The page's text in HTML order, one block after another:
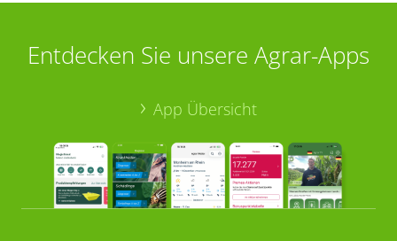
Entdecken Sie unsere Agrar-Apps
App Übersicht